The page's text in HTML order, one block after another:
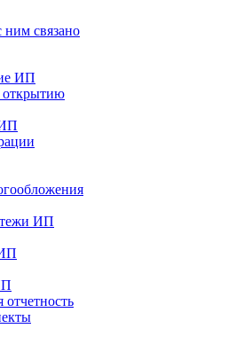
ИП
открытию
ИП
отчетность